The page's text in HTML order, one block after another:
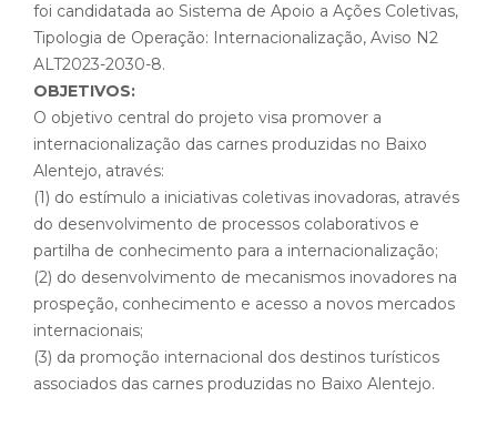
foi candidatada ao Sistema de Apoio a Ações Coletivas,
Tipologia de Operação: Internacionalização, Aviso N2
ALT2023-2030-8.
OBJETIVOS:
O objetivo central do projeto visa promover a
internacionalização das carnes produzidas no Baixo
Alentejo, através:
(1) do estímulo a iniciativas coletivas inovadoras, através
do desenvolvimento de processos colaborativos e
partilha de conhecimento para a internacionalização;
(2) do desenvolvimento de mecanismos inovadores na
prospeção, conhecimento e acesso a novos mercados
internacionais;
(3) da promoção internacional dos destinos turísticos
associados das carnes produzidas no Baixo Alentejo.